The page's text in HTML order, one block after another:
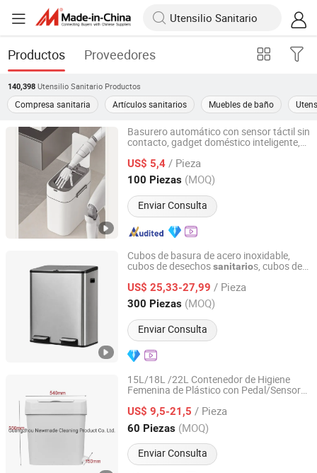
Productos Proveedores
140,398 Utensilio Sanitario Productos
Compresa sanitaria Artículos sanitarios Muebles de baño
Basurero automático con sensor táctil sin
contacto, gadget doméstico inteligente,
en el hogar
US$ 5,4 / Pieza
100 Piezas (MOQ)
Enviar Consulta
Foshan Yiwei Smart Home Co., Ltd.
Guangdong, China Desde 2026
Cubos de basura de acero inoxidable,
cubos de desechossanitarios, cubos de
US$ 25,33-27,99 / Pieza
300 Piezas (MOQ)
Enviar Consulta
We House Hardware Product Co. Ltd
Desde 2022
15L/18L /22L Contenedor de Higiene
Femenina de Plástico con Pedal/Sensor
US$ 9,5-21,5 / Pieza
60 Piezas (MOQ)
Enviar Consulta
Guangzhou Newmade Cleaning Products Co., Ltd
Guangdong, China Desde 2021